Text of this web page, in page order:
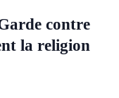
contre
la religion